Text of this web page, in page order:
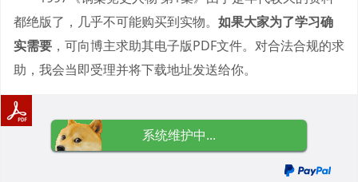
都绝版了，几乎不可能购买到实物。 如果大家为了学习确
实需要 ，可向博主求助其电子版PDF文件。对合法合规的求
助，我会当即受理并将下载地址发送给你。
系统维护中...